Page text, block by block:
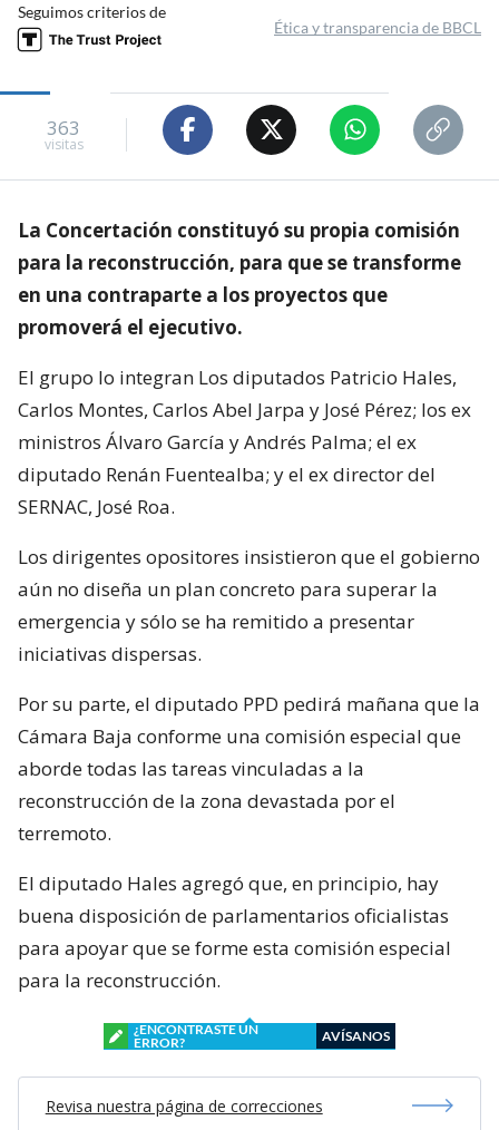
Seguimos criterios de
Ética y transparencia de BBCL
363
visitas
La Concertación constituyó su propia comisión
para la reconstrucción, para que se transforme
en una contraparte a los proyectos que
promoverá el ejecutivo.
El grupo lo integran Los diputados Patricio Hales,
Carlos Montes, Carlos Abel Jarpa y José Pérez; los ex
ministros Álvaro García y Andrés Palma; el ex
diputado Renán Fuentealba; y el ex director del
SERNAC, José Roa.
Los dirigentes opositores insistieron que el gobierno
aún no diseña un plan concreto para superar la
emergencia y sólo se ha remitido a presentar
iniciativas dispersas.
Por su parte, el diputado PPD pedirá mañana que la
Cámara Baja conforme una comisión especial que
aborde todas las tareas vinculadas a la
reconstrucción de la zona devastada por el
terremoto.
El diputado Hales agregó que, en principio, hay
buena disposición de parlamentarios oficialistas
para apoyar que se forme esta comisión especial
para la reconstrucción.
¿ENCONTRASTE UN
ERROR?
AVÍSANOS
Revisa nuestra página de correcciones